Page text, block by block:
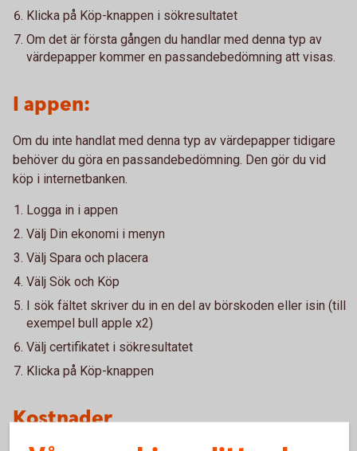
Klicka på Köp-knappen i sökresultatet
Om det är första gången du handlar med denna typ av
värdepapper kommer en passandebedömning att visas.
I appen:
Om du inte handlat med denna typ av värdepapper tidigare
behöver du göra en passandebedömning. Den gör du vid
köp i internetbanken.
Logga in i appen
Välj Din ekonomi i menyn
Välj Spara och placera
Välj Sök och Köp
I sök fältet skriver du in en del av börskoden eller isin (till
exempel bull apple x2)
Välj certifikatet i sökresultatet
Klicka på Köp-knappen
Kostnader